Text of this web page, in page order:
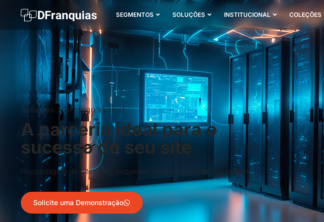
SEGMENTOS SOLUÇÕES INSTITUCIONAL COLEÇÕES
Soluções > DFranquias Host
A parceria ideal para o
sucesso do seu site
Hospedagem de sites para pequenas empresas e grandes também.
Solicite uma Demonstração